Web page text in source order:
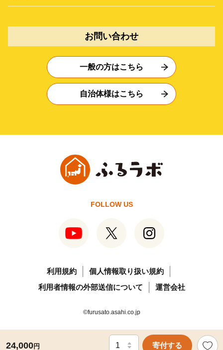
24,000円 寄付する
お問い合わせ
一般の方はこちら
自治体様はこちら
FOLLOW US
利用規約
個人情報取り扱い規約
利用者情報の外部送信について
運営会社
©furusato.asahi.co.jp